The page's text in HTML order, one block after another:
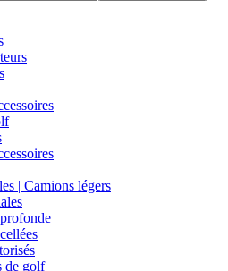
| Camions légers
de golf